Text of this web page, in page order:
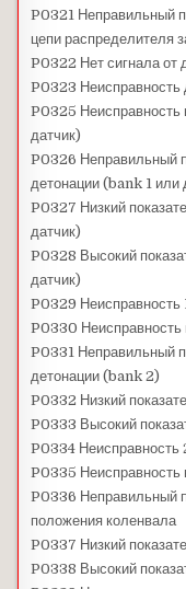
P0321 Неправильный
цепи распределителя
P0322 Нет сигнала от
P0323 Неисправность
P0325 Неисправность
датчик)
P0326 Неправильный
детонации (bank 1 или
P0327 Низкий
датчик)
P0328 Высокий
датчик)
P0329 Неисправность
P0330 Неисправность
P0331 Неправильный
детонации (bank 2)
P0332 Низкий
P0333 Высокий
P0334 Неисправность
P0335 Неисправность
P0336 Неправильный
положения коленвала
P0337 Низкий
P0338 Высокий